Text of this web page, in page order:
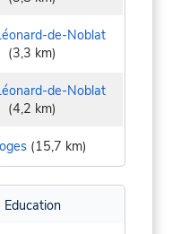
de-Noblat
(3,3 km)
de-Noblat
(4,2 km)
(15,7 km)
Education